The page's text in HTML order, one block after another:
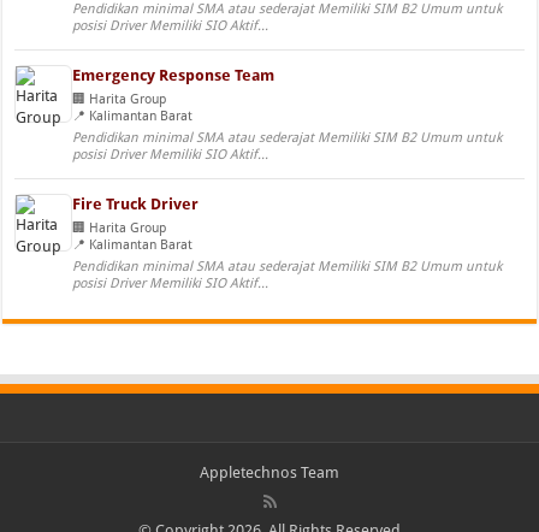
Pendidikan minimal SMA atau sederajat Memiliki SIM B2 Umum untuk
posisi Driver Memiliki SIO Aktif...
Emergency Response Team
Harita Group
Kalimantan Barat
Pendidikan minimal SMA atau sederajat Memiliki SIM B2 Umum untuk
posisi Driver Memiliki SIO Aktif...
Fire Truck Driver
Harita Group
Kalimantan Barat
Pendidikan minimal SMA atau sederajat Memiliki SIM B2 Umum untuk
posisi Driver Memiliki SIO Aktif...
Appletechnos Team